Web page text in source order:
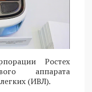
Ростех
аппарата
(ИВЛ).